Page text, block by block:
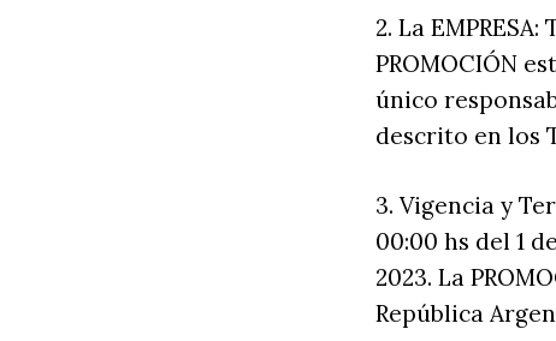
2. La
PROMOCIÓN
único
descrito en los
3. Vigencia y
00:00 hs del 1
2023. La
República